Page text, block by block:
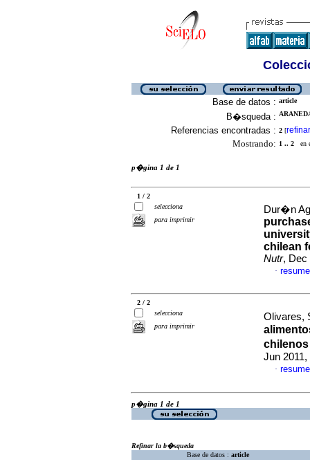
Base de datos : article
B�squeda :
Referencias encontradas : 2 [refinar
Mostrando: 1 .. 2 en
p�gina 1 de 1
1 / 2
selecciona
para imprimir
Dur�n
chilean
Nutr, Dec
·
2 / 2
selecciona
para imprimir
Olivares,
Jun
·
p�gina 1 de 1
Refinar la b�squeda
Base de datos : article